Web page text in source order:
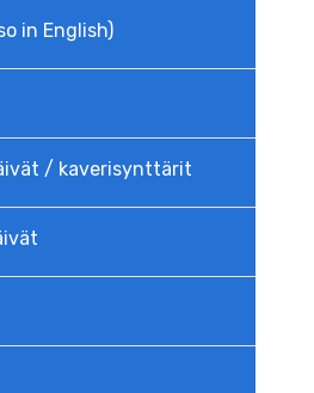
in English)
/ kaverisynttärit